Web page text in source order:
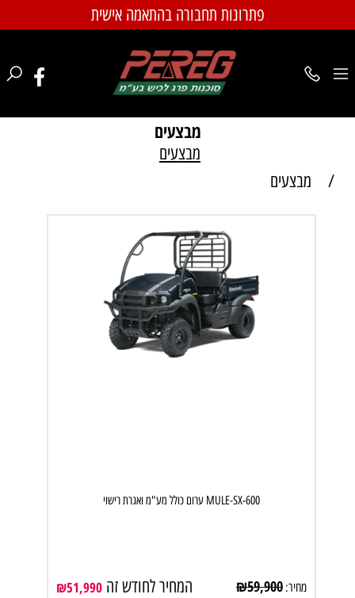
פתרונות תחבורה בהתאמה אישית
מבצעים
מבצעים
/
מבצעים
MULE-SX-600 ערום כולל מע"מ ואגרת רישוי
מחיר: ₪59,900 המחיר לחודש זה ₪51,990